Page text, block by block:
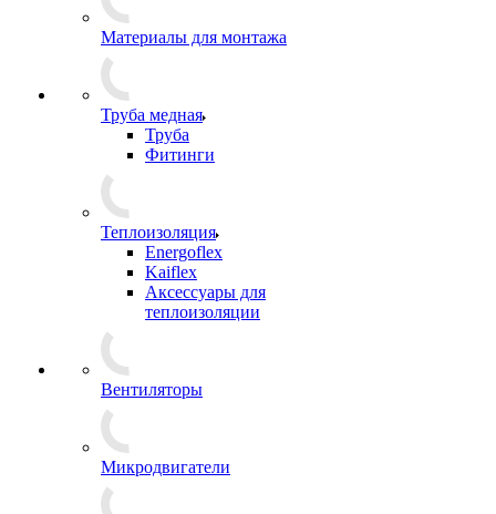
Материалы для монтажа
Труба медная
Труба
Фитинги
Теплоизоляция
Energoflex
Kaiflex
Аксессуары для
теплоизоляции
Вентиляторы
Микродвигатели